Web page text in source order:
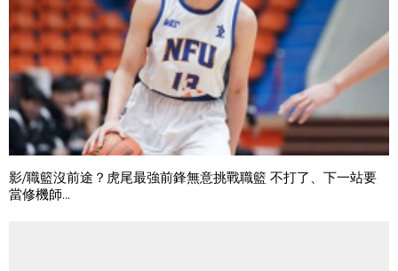
影/職籃沒前途？虎尾最強前鋒無意挑戰職籃 不打了、下一站要
當修機師...